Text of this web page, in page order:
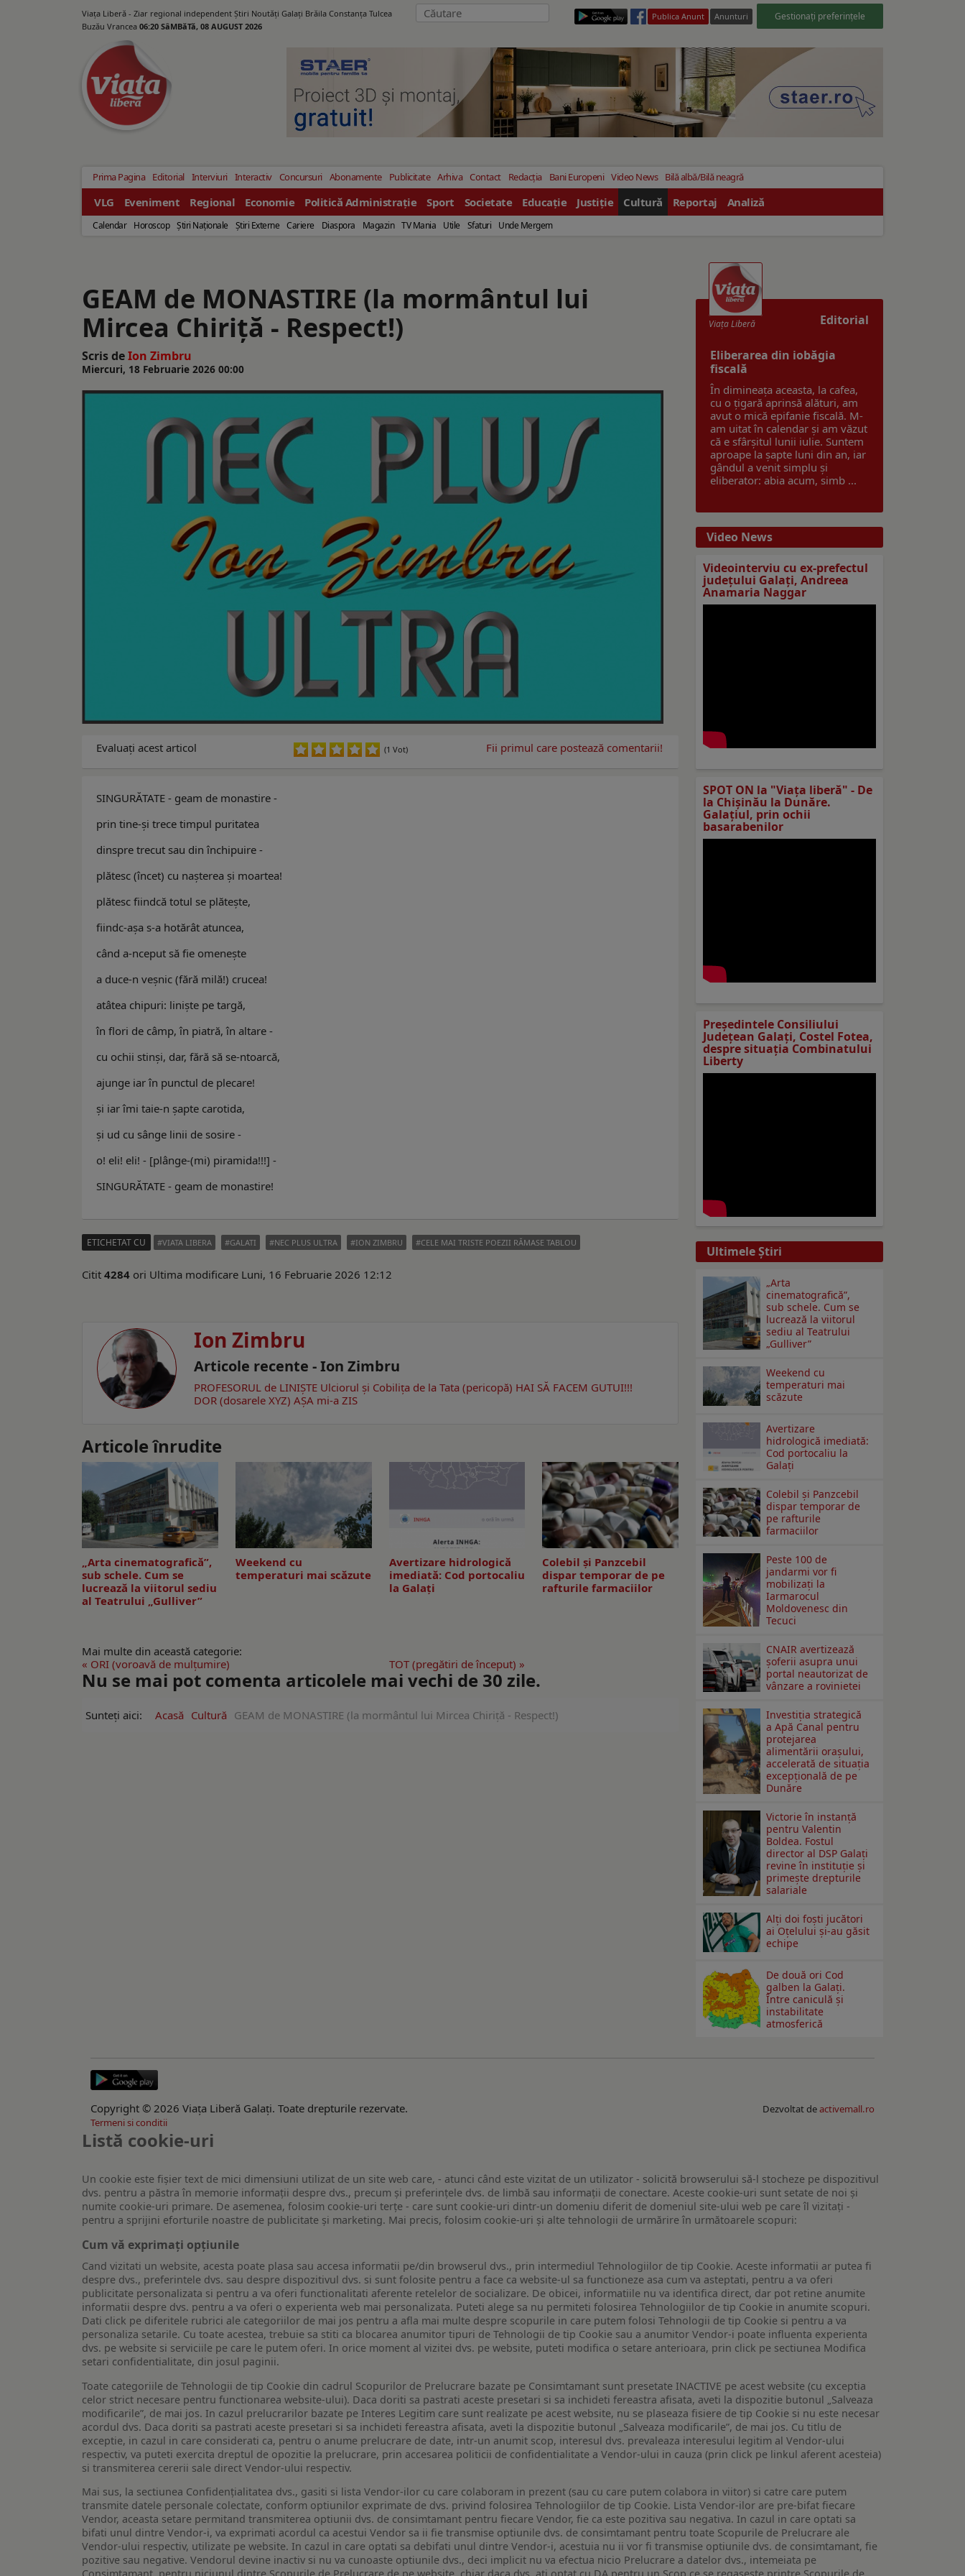
Viața Liberă - Ziar regional independent Știri Noutăți Galaţi Brăila Constanţa Tulcea
Buzău Vrancea 06:20 SâMBăTă, 08 AUGUST 2026
Publica Anunt Anunturi Gestionați preferințele
Prima Pagina Editorial Interviuri Interactiv Concursuri Abonamente Publicitate Arhiva Contact Redacția Bani Europeni Video News Bilă albă/Bilă neagră
VLG Eveniment Regional Economie Politică Administrație Sport Societate Educație Justiție Cultură Reportaj Analiză
Calendar Horoscop Ştiri Naţionale Ştiri Externe Cariere Diaspora Magazin TV Mania Utile Sfaturi Unde Mergem
GEAM de MONASTIRE (la mormântul lui
Mircea Chiriță - Respect!)
Scris deIon Zimbru
Miercuri, 18 Februarie 2026 00:00
Evaluaţi acest articol (1 Vot) Fii primul care postează comentarii!
SINGURĂTATE - geam de monastire -
prin tine-şi trece timpul puritatea
dinspre trecut sau din închipuire -
plătesc (încet) cu naşterea şi moartea!
plătesc fiindcă totul se plăteşte,
fiindc-aşa s-a hotărât atuncea,
când a-nceput să fie omeneşte
a duce-n veşnic (fără milă!) crucea!
atâtea chipuri: linişte pe targă,
în flori de câmp, în piatră, în altare -
cu ochii stinşi, dar, fără să se-ntoarcă,
ajunge iar în punctul de plecare!
şi iar îmi taie-n şapte carotida,
şi ud cu sânge linii de sosire -
o! eli! eli! - [plânge-(mi) piramida!!!] -
SINGURĂTATE - geam de monastire!
ETICHETAT CU VIATA LIBERA GALATI NEC PLUS ULTRA ION ZIMBRU CELE MAI TRISTE POEZII RĂMASE TABLOU
Citit 4284 ori Ultima modificare Luni, 16 Februarie 2026 12:12
Ion Zimbru
Articole recente - Ion Zimbru
PROFESORUL de LINIȘTE Ulciorul şi Cobiliţa de la Tata (pericopă) HAI SĂ FACEM GUTUI!!!
DOR (dosarele XYZ) AŞA mi-a ZIS
Articole înrudite
„Arta cinematografică”,
sub schele. Cum se
lucrează la viitorul sediu
al Teatrului „Gulliver”
Weekend cu
temperaturi mai scăzute
Avertizare hidrologică
imediată: Cod portocaliu
la Galaţi
Colebil și Panzcebil
dispar temporar de pe
rafturile farmaciilor
Mai multe din această categorie:
« ORI (voroavă de mulţumire)
TOT (pregătiri de început) »
Nu se mai pot comenta articolele mai vechi de 30 zile.
Sunteți aici: Acasă Cultură GEAM de MONASTIRE (la mormântul lui Mircea Chiriță - Respect!)
Editorial
Viaţa Liberă
Eliberarea din iobăgia
fiscală
În dimineața aceasta, la cafea,
cu o țigară aprinsă alături, am
avut o mică epifanie fiscală. M-
am uitat în calendar și am văzut
că e sfârșitul lunii iulie. Suntem
aproape la șapte luni din an, iar
gândul a venit simplu și
eliberator: abia acum, simb ...
Video News
Videointerviu cu ex-prefectul
judeţului Galaţi, Andreea
Anamaria Naggar
SPOT ON la "Viaţa liberă" - De
la Chișinău la Dunăre.
Galațiul, prin ochii
basarabenilor
Preşedintele Consiliului
Judeţean Galaţi, Costel Fotea,
despre situaţia Combinatului
Liberty
Ultimele Ştiri
„Arta
cinematografică”,
sub schele. Cum se
lucrează la viitorul
sediu al Teatrului
„Gulliver”
Weekend cu
temperaturi mai
scăzute
Avertizare
hidrologică imediată:
Cod portocaliu la
Galaţi
Colebil și Panzcebil
dispar temporar de
pe rafturile
farmaciilor
Peste 100 de
jandarmi vor fi
mobilizați la
Iarmarocul
Moldovenesc din
Tecuci
CNAIR avertizează
șoferii asupra unui
portal neautorizat de
vânzare a rovinietei
Investiția strategică
a Apă Canal pentru
protejarea
alimentării orașului,
accelerată de situația
excepțională de pe
Dunăre
Victorie în instanță
pentru Valentin
Boldea. Fostul
director al DSP Galați
revine în instituție și
primește drepturile
salariale
Alți doi foști jucători
ai Oțelului și-au găsit
echipe
De două ori Cod
galben la Galaţi.
Între caniculă şi
instabilitate
atmosferică
Copyright © 2026 Viaţa Liberă Galaţi. Toate drepturile rezervate. Dezvoltat deactivemall.ro
Termeni si conditii
Listă cookie-uri
Un cookie este fişier text de mici dimensiuni utilizat de un site web care, - atunci când este vizitat de un utilizator - solicită browserului să-l stocheze pe dispozitivul
dvs. pentru a păstra în memorie informații despre dvs., precum și preferințele dvs. de limbă sau informații de conectare. Aceste cookie-uri sunt setate de noi și
numite cookie-uri primare. De asemenea, folosim cookie-uri terțe - care sunt cookie-uri dintr-un domeniu diferit de domeniul site-ului web pe care îl vizitați -
pentru a sprijini eforturile noastre de publicitate și marketing. Mai precis, folosim cookie-uri și alte tehnologii de urmărire în următoarele scopuri:
Cum vă exprimați opțiunile
Cand vizitati un website, acesta poate plasa sau accesa informatii pe/din browserul dvs., prin intermediul Tehnologiilor de tip Cookie. Aceste informatii ar putea fi
despre dvs., preferintele dvs. sau despre dispozitivul dvs. si sunt folosite pentru a face ca website-ul sa functioneze asa cum va asteptati, pentru a va oferi
publicitate personalizata si pentru a va oferi functionalitati aferente retelelor de socializare. De obicei, informatiile nu va identifica direct, dar pot retine anumite
informatii despre dvs. pentru a va oferi o experienta web mai personalizata. Puteti alege sa nu permiteti folosirea Tehnologiilor de tip Cookie in anumite scopuri.
Dati click pe diferitele rubrici ale categoriilor de mai jos pentru a afla mai multe despre scopurile in care putem folosi Tehnologii de tip Cookie si pentru a va
personaliza setarile. Cu toate acestea, trebuie sa stiti ca blocarea anumitor tipuri de Tehnologii de tip Cookie sau a anumitor Vendor-i poate influenta experienta
dvs. pe website si serviciile pe care le putem oferi. In orice moment al vizitei dvs. pe website, puteti modifica o setare anterioara, prin click pe sectiunea Modifica
setari confidentialitate, din josul paginii.
Toate categoriile de Tehnologii de tip Cookie din cadrul Scopurilor de Prelucrare bazate pe Consimtamant sunt presetate INACTIVE pe acest website (cu exceptia
celor strict necesare pentru functionarea website-ului). Daca doriti sa pastrati aceste presetari si sa inchideti fereastra afisata, aveti la dispozitie butonul „Salveaza
modificarile”, de mai jos. In cazul prelucrarilor bazate pe Interes Legitim care sunt realizate pe acest website, nu se plaseaza fisiere de tip Cookie si nu este necesar
acordul dvs. Daca doriti sa pastrati aceste presetari si sa inchideti fereastra afisata, aveti la dispozitie butonul „Salveaza modificarile”, de mai jos. Cu titlu de
exceptie, in cazul in care considerati ca, pentru o anume prelucrare de date, intr-un anumit scop, interesul dvs. prevaleaza interesului legitim al Vendor-ului
respectiv, va puteti exercita dreptul de opozitie la prelucrare, prin accesarea politicii de confidentialitate a Vendor-ului in cauza (prin click pe linkul aferent acesteia)
si transmiterea cererii sale direct Vendor-ului respectiv.
Mai sus, la sectiunea Confidențialitatea dvs., gasiti si lista Vendor-ilor cu care colaboram in prezent (sau cu care putem colabora in viitor) si catre care putem
transmite datele personale colectate, conform optiunilor exprimate de dvs. privind folosirea Tehnologiilor de tip Cookie. Lista Vendor-ilor are pre-bifat fiecare
Vendor, aceasta setare permitand transmiterea optiunii dvs. de consimtamant pentru fiecare Vendor, fie ca este pozitiva sau negativa. In cazul in care optati sa
bifati unul dintre Vendor-i, va exprimati acordul ca acestui Vendor sa ii fie transmise optiunile dvs. de consimtamant pentru toate Scopurile de Prelucrare ale
Vendor-ului respectiv, utilizate pe website. In cazul in care optati sa debifati unul dintre Vendor-i, acestuia nu ii vor fi transmise optiunile dvs. de consimtamant, fie
pozitive sau negative. Vendorul devine inactiv si nu va cunoaste optiunile dvs., deci implicit nu va efectua nicio Prelucrare a datelor dvs., intemeiata pe